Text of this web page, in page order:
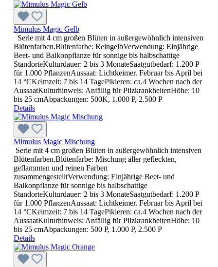
Mimulus Magic Gelb
Serie mit 4 cm großen Blüten in außergewöhnlich intensiven
Blütenfarben.Blütenfarbe: ReingelbVerwendung: Einjährige
Beet- und Balkonpflanze für sonnige bis halbschattige
StandorteKulturdauer: 2 bis 3 MonateSaatgutbedarf: 1.200 P
für 1.000 PflanzenAussaat: Lichtkeimer. Februar bis April bei
14 °CKeimzeit: 7 bis 14 TagePikieren: ca.4 Wochen nach der
AussaatKulturhinweis: Anfällig für PilzkrankheitenHöhe: 10
bis 25 cmAbpackungen: 500K, 1.000 P, 2.500 P
Details
Mimulus Magic Mischung
Serie mit 4 cm großen Blüten in außergewöhnlich intensiven
Blütenfarben.Blütenfarbe: Mischung aller gefleckten,
geflammten und reinen Farben
zusammengestelltVerwendung: Einjährige Beet- und
Balkonpflanze für sonnige bis halbschattige
StandorteKulturdauer: 2 bis 3 MonateSaatgutbedarf: 1.200 P
für 1.000 PflanzenAussaat: Lichtkeimer. Februar bis April bei
14 °CKeimzeit: 7 bis 14 TagePikieren: ca.4 Wochen nach der
AussaatKulturhinweis: Anfällig für PilzkrankheitenHöhe: 10
bis 25 cmAbpackungen: 500 P, 1.000 P, 2.500 P
Details